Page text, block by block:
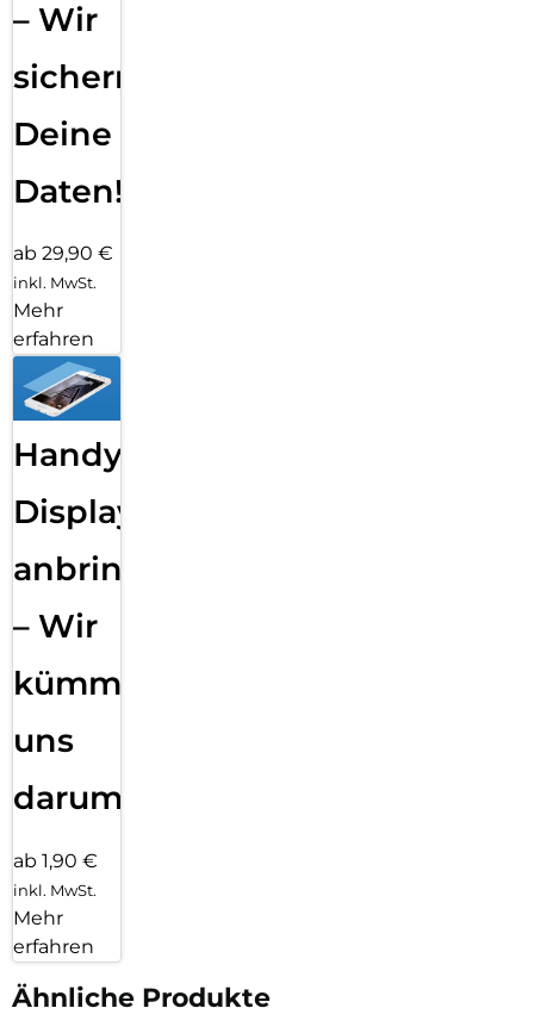
– Wir
sichern
Deine
Daten!
ab 29,90 €
inkl. MwSt.
Mehr
erfahren
Handy
Displayfolie
anbringen
– Wir
kümmern
uns
darum!
ab 1,90 €
inkl. MwSt.
Mehr
erfahren
Ähnliche Produkte